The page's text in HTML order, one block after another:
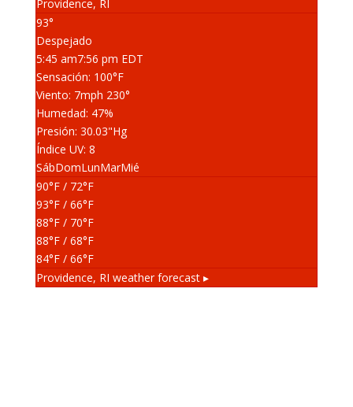
Providence, RI
93°
Despejado
5:45 am7:56 pm EDT
Sensación: 100°F
Viento: 7mph 230°
Humedad: 47%
Presión: 30.03"Hg
Índice UV: 8
SábDomLunMarMié
90°F/ 72°F
93°F/ 66°F
88°F/ 70°F
88°F/ 68°F
84°F/ 66°F
Providence, RI weather forecast ▸